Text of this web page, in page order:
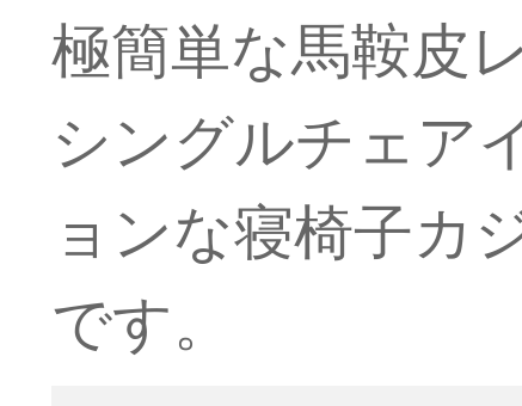
極簡単な馬鞍皮
シングルチェア
ョンな寝椅子カ
です。